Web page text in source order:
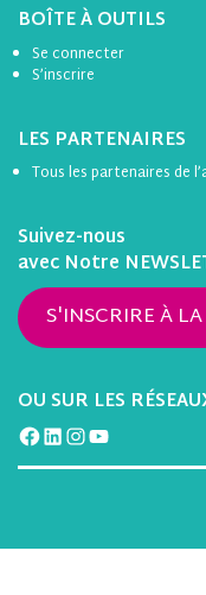
BOÎTE À OUTILS
Se connecter
S’inscrire
LES PARTENAIRES
Tous les partenaires de
Suivez-nous
avec Notre
S'INSCRIRE À
OU SUR LES
Facebook
LinkedIn
Instagram
YouTube